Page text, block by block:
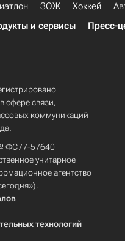
ЗОЖ Хоккей
и сервисы Пресс-
сфере связи,
коммуникаций
ФС77-57640
унитарное
агентство
технологий